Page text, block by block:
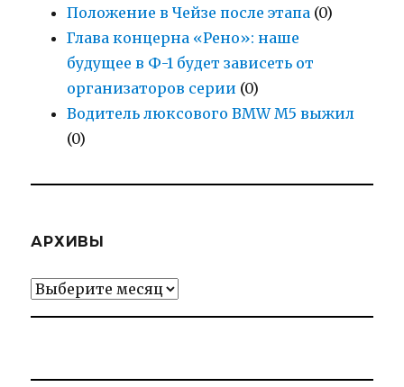
Положение в Чейзе после этапа (0)
Глава концерна «Рено»: наше
будущее в Ф-1 будет зависеть от
организаторов серии (0)
Водитель люксового BMW M5 выжил
(0)
АРХИВЫ
Архивы